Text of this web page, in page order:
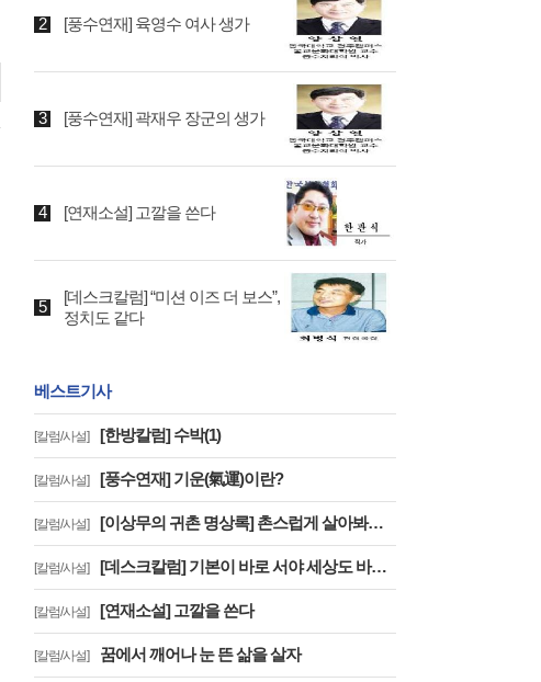
[풍수연재] 육영수 여사 생가
[풍수연재] 곽재우 장군의 생가
[연재소설] 고깔을 쓴다
[데스크칼럼] “미션 이즈 더 보스”,
정치도 같다
베스트기사
[칼럼/사설] [한방칼럼] 수박(1)
[칼럼/사설] [풍수연재] 기운(氣運)이란?
[칼럼/사설] [이상무의 귀촌 명상록] 촌스럽게 살아봐요, 우리
[칼럼/사설] [데스크칼럼] 기본이 바로 서야 세상도 바로 선다
[칼럼/사설] [연재소설] 고깔을 쓴다
[칼럼/사설] 꿈에서 깨어나 눈 뜬 삶을 살자